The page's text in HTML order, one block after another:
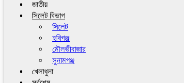
জাতীয়
সিলেট বিভাগ
সিলেট
হবিগঞ্জ
মৌলভীবাজার
সুনামগঞ্জ
খেলাধুলা